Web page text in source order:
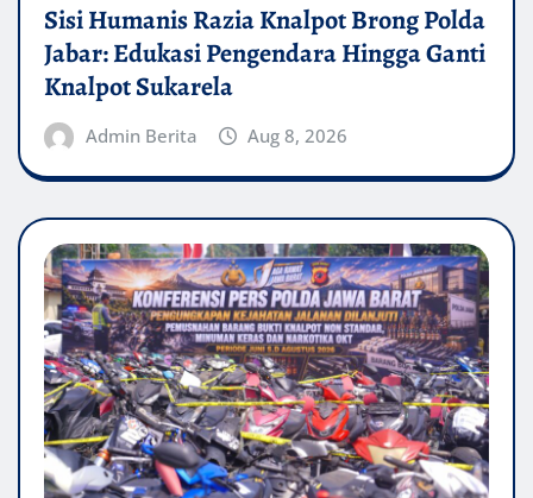
Sisi Humanis Razia Knalpot Brong Polda
Jabar: Edukasi Pengendara Hingga Ganti
Knalpot Sukarela
Admin Berita Aug 8, 2026